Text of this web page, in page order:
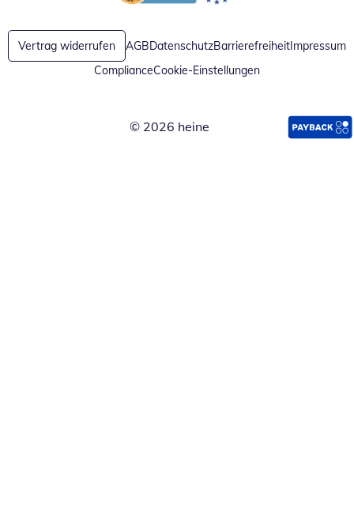
Öffnet in neuem FensterÖffnet in neuem Fenster
Vertrag widerrufen AGBDatenschutzBarrierefreiheitImpressum
ComplianceCookie-Einstellungen
© 2026 heine